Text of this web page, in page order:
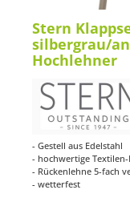
Stern
silbergrau/
Hochlehner
- Gestell aus Edelstahl
- hochwertige
- Rückenlehne 5-fach
- wetterfest